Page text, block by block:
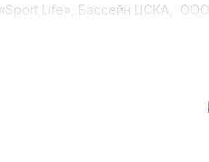
Life», Бассейн ЦСКА,